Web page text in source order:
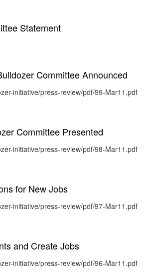
Statement
Committee Announced
initiative/press-review/pdf/99-Mar11.pdf
Committee Presented
initiative/press-review/pdf/98-Mar11.pdf
for New Jobs
initiative/press-review/pdf/97-Mar11.pdf
and Create Jobs
initiative/press-review/pdf/96-Mar11.pdf